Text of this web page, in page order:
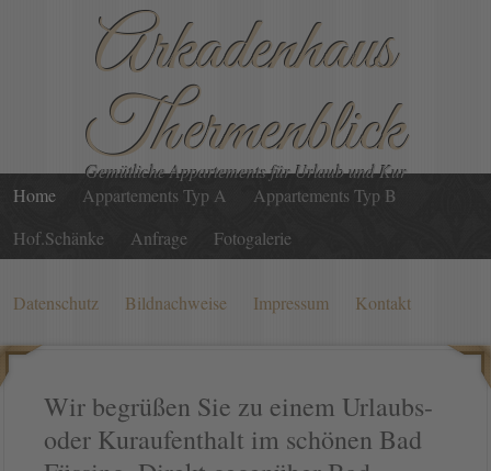
Arkadenhaus
Thermenblick
Gemütliche Appartements für Urlaub und Kur
Home
Appartements Typ A
Appartements Typ B
Hof.Schänke
Anfrage Fotogalerie
Datenschutz Bildnachweise Impressum Kontakt
Wir begrüßen Sie zu einem Urlaubs-
oder Kuraufenthalt im schönen Bad